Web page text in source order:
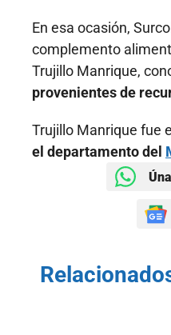
En esa ocasión,
complemento
Trujillo Manrique,
provenientes de
Trujillo Manrique fue
el departamento del